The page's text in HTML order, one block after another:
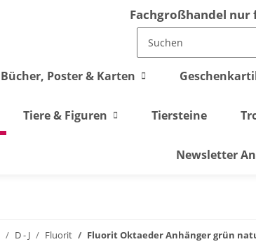
Fachgroßhandel
Bücher, Poster & Karten
Tiere & Figuren Tiersteine
Newsletter
D - J Fluorit Fluorit Oktaeder Anhänger grün